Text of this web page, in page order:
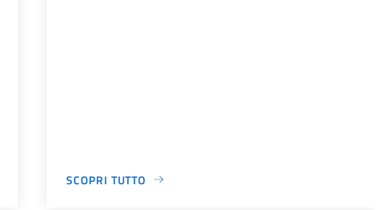
SCOPRI TUTTO